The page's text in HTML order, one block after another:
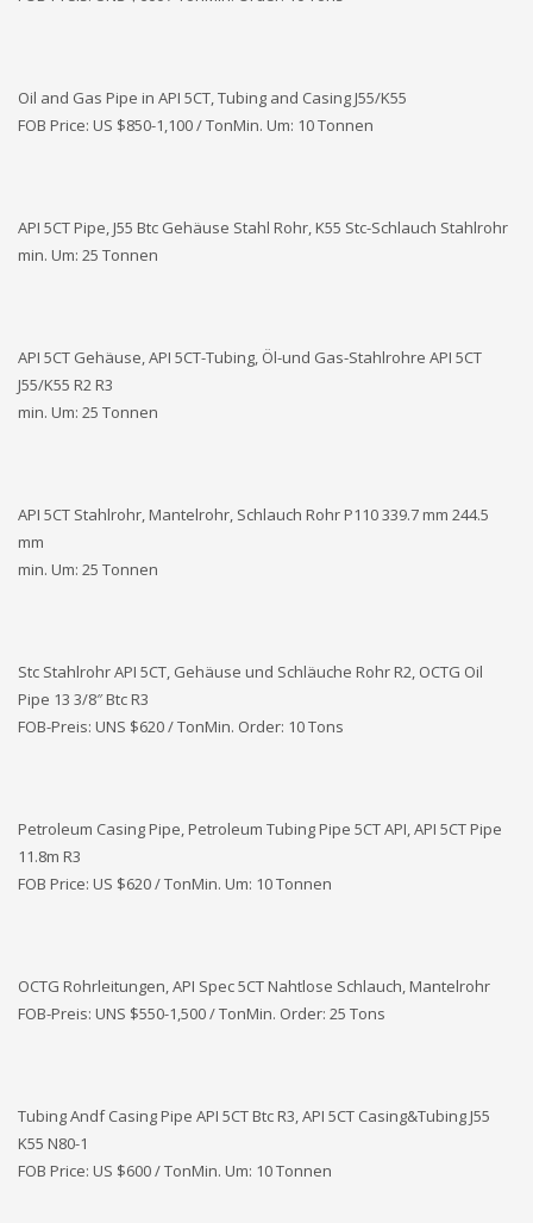
Oil and Gas Pipe in API 5CT, Tubing and Casing J55/K55
FOB Price: US $850-1,100 / TonMin. Um: 10 Tonnen
API 5CT Pipe, J55 Btc Gehäuse Stahl Rohr, K55 Stc-Schlauch Stahlrohr
min. Um: 25 Tonnen
API 5CT Gehäuse, API 5CT-Tubing, Öl-und Gas-Stahlrohre API 5CT
J55/K55 R2 R3
min. Um: 25 Tonnen
API 5CT Stahlrohr, Mantelrohr, Schlauch Rohr P110 339.7 mm 244.5
mm
min. Um: 25 Tonnen
Stc Stahlrohr API 5CT, Gehäuse und Schläuche Rohr R2, OCTG Oil
Pipe 13 3/8″ Btc R3
FOB-Preis: UNS $620 / TonMin. Order: 10 Tons
Petroleum Casing Pipe, Petroleum Tubing Pipe 5CT API, API 5CT Pipe
11.8m R3
FOB Price: US $620 / TonMin. Um: 10 Tonnen
OCTG Rohrleitungen, API Spec 5CT Nahtlose Schlauch, Mantelrohr
FOB-Preis: UNS $550-1,500 / TonMin. Order: 25 Tons
Tubing Andf Casing Pipe API 5CT Btc R3, API 5CT Casing&Tubing J55
K55 N80-1
FOB Price: US $600 / TonMin. Um: 10 Tonnen